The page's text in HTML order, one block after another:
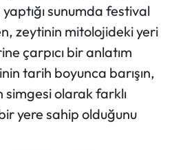
sunumda festival
zeytinin mitolojideki yeri
çarpıcı bir anlatım
tarih boyunca barışın,
olarak farklı
yere sahip olduğunu